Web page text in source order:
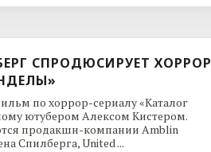
СПРОДЮСИРУЕТ ХОРРОР
по хоррор-сериалу «Каталог
ютубером Алексом Кистером.
продакшн-компании Amblin
Спилберга, United ...